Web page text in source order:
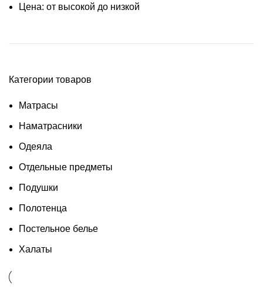
Цена: от высокой до низкой
Категории товаров
Матрасы
Наматрасники
Одеяла
Отдельные предметы
Подушки
Полотенца
Постельное белье
Халаты